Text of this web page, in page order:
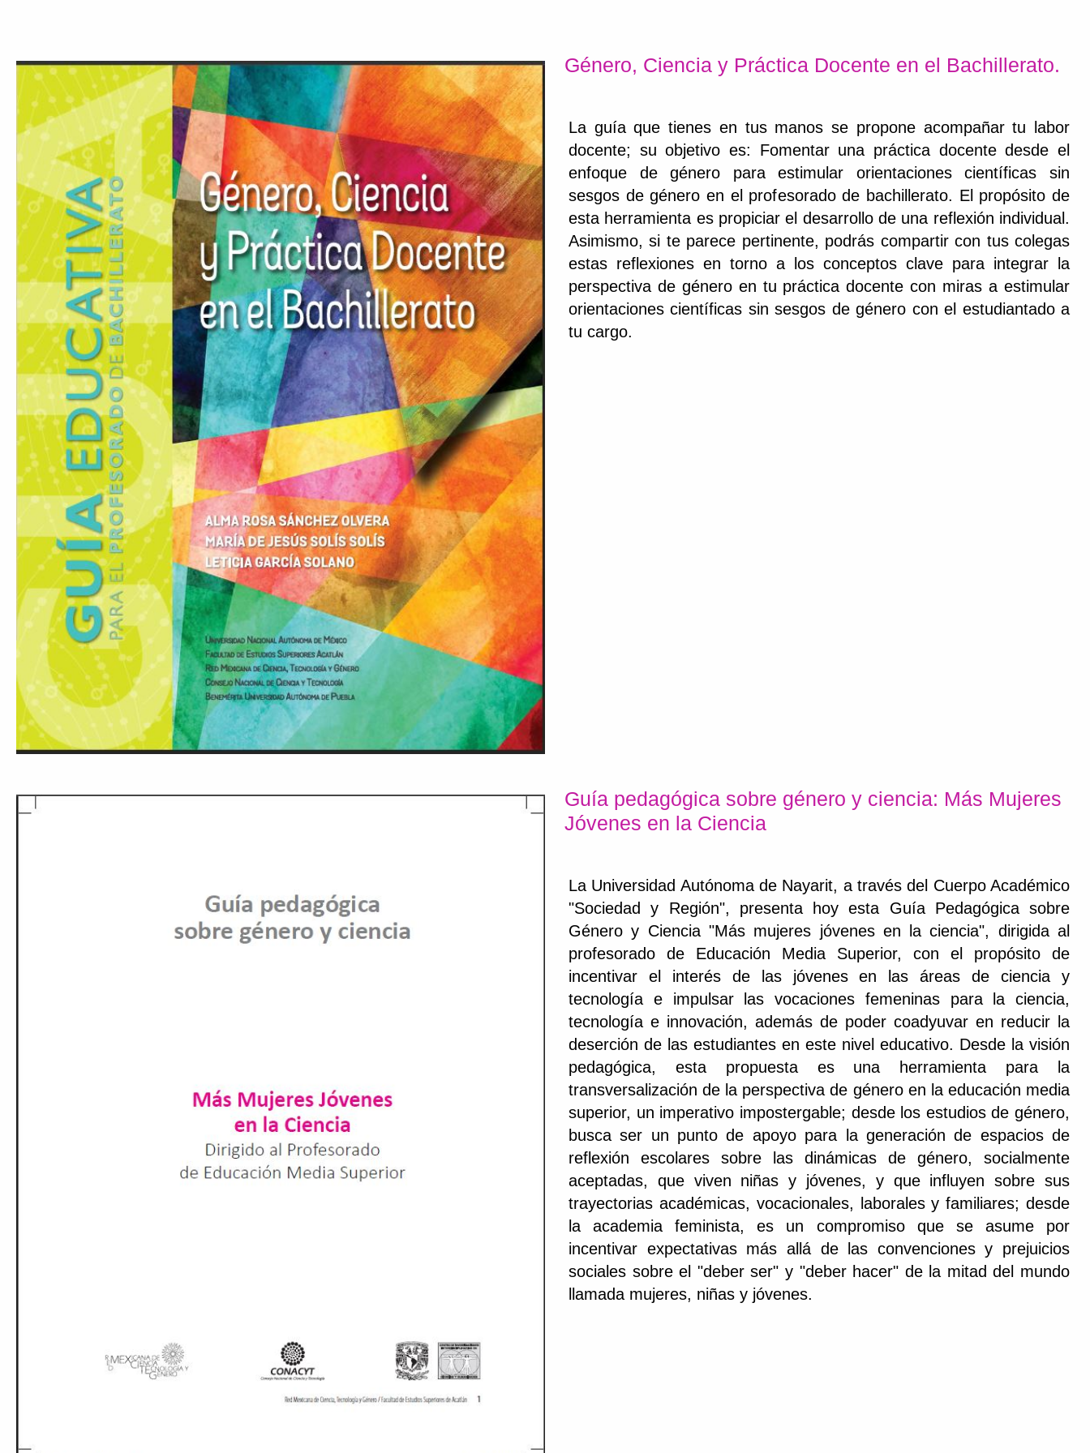
Género, Ciencia y Práctica Docente en el Bachillerato.
La guía que tienes en tus manos se propone acompañar tu labor
docente; su objetivo es: Fomentar una práctica docente desde el
enfoque de género para estimular orientaciones científicas sin
sesgos de género en el profesorado de bachillerato. El propósito de
esta herramienta es propiciar el desarrollo de una reflexión individual.
Asimismo, si te parece pertinente, podrás compartir con tus colegas
estas reflexiones en torno a los conceptos clave para integrar la
perspectiva de género en tu práctica docente con miras a estimular
orientaciones científicas sin sesgos de género con el estudiantado a
tu cargo.
Guía pedagógica sobre género y ciencia: Más Mujeres
Jóvenes en la Ciencia
La Universidad Autónoma de Nayarit, a través del Cuerpo Académico
"Sociedad y Región", presenta hoy esta Guía Pedagógica sobre
Género y Ciencia "Más mujeres jóvenes en la ciencia", dirigida al
profesorado de Educación Media Superior, con el propósito de
incentivar el interés de las jóvenes en las áreas de ciencia y
tecnología e impulsar las vocaciones femeninas para la ciencia,
tecnología e innovación, además de poder coadyuvar en reducir la
deserción de las estudiantes en este nivel educativo. Desde la visión
pedagógica, esta propuesta es una herramienta para la
transversalización de la perspectiva de género en la educación media
superior, un imperativo impostergable; desde los estudios de género,
busca ser un punto de apoyo para la generación de espacios de
reflexión escolares sobre las dinámicas de género, socialmente
aceptadas, que viven niñas y jóvenes, y que influyen sobre sus
trayectorias académicas, vocacionales, laborales y familiares; desde
la academia feminista, es un compromiso que se asume por
incentivar expectativas más allá de las convenciones y prejuicios
sociales sobre el "deber ser" y "deber hacer" de la mitad del mundo
llamada mujeres, niñas y jóvenes.